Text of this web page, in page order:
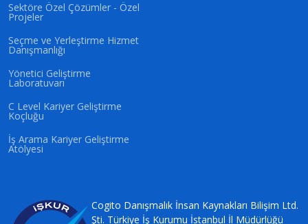
Sektöre Özel Çözümler - Özel
Projeler
Seçme ve Yerleştirme Hizmet
Danışmanlığı
Yönetici Geliştirme
Laboratuvarı
C Level Kariyer Geliştirme
Koçluğu
İş Arama Kariyer Geliştirme
Atölyesi
Cogito Danışmalık İnsan Kaynakları Bilişim Ltd.
Şti. Türkiye İş Kurumu İstanbul İl Müdürlüğü